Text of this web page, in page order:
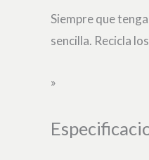
Siempre que
sencilla. Recicla
»